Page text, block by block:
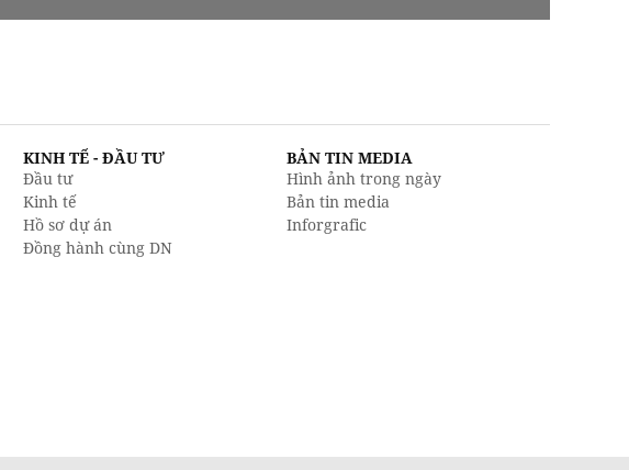
KINH TẾ - ĐẦU TƯ
Đầu tư
Kinh tế
Hồ sơ dự án
Đồng hành cùng DN
BẢN TIN MEDIA
Hình ảnh trong ngày
Bản tin media
Inforgrafic